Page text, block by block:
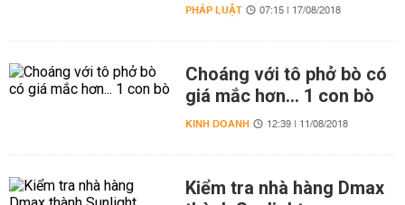
PHÁP LUẬT 07:15 | 17/08/2018
Choáng với tô phở bò có
giá mắc hơn... 1 con bò
KINH DOANH 12:39 | 11/08/2018
Kiểm tra nhà hàng Dmax